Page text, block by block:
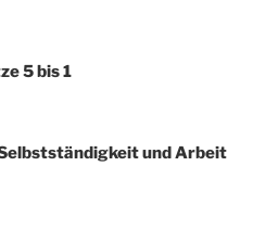
5 bis 1
und Arbeit